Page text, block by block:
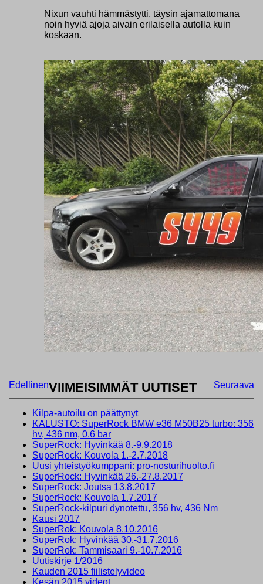
Nixun vauhti hämmästytti, täysin ajamattomana
noin hyviä ajoja aivain erilaisella autolla kuin
koskaan.
Edellinen Seuraava
VIIMEISIMMÄT UUTISET
Kilpa-autoilu on päättynyt
KALUSTO: SuperRock BMW e36 M50B25 turbo: 356
hv, 436 nm, 0.6 bar
SuperRock: Hyvinkää 8.-9.9.2018
SuperRock: Kouvola 1.-2.7.2018
Uusi yhteistyökumppani: pro-nosturihuolto.fi
SuperRock: Hyvinkää 26.-27.8.2017
SuperRock: Joutsa 13.8.2017
SuperRock: Kouvola 1.7.2017
SuperRock-kilpuri dynotettu, 356 hv, 436 Nm
Kausi 2017
SuperRok: Kouvola 8.10.2016
SuperRok: Hyvinkää 30.-31.7.2016
SuperRok: Tammisaari 9.-10.7.2016
Uutiskirje 1/2016
Kauden 2015 fiilistelyvideo
Kesän 2015 videot